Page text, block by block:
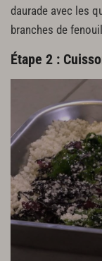
daurade avec les
branches de
Étape 2 :